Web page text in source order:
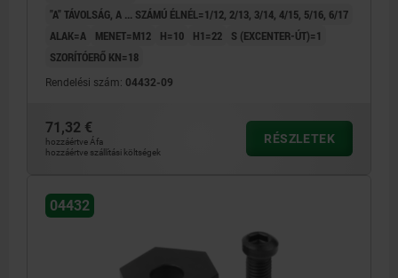
"A" TÁVOLSÁG, A ... SZÁMÚ ÉLNÉL=1/12, 2/13, 3/14, 4/15, 5/16, 6/17
ALAK=A
MENET=M12 H=10 H1=22
S (EXCENTER-ÚT)=1
SZORÍTÓERŐ KN=18
Rendelési szám: 04432-09
71,32 €
hozzáértve Áfa
hozzáértve szállítási költségek
RÉSZLETEK
04432